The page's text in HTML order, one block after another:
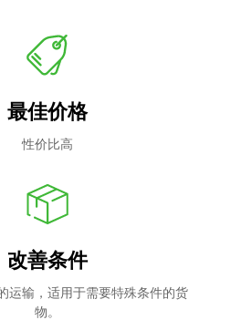
最佳价格
性价比高
改善条件
运输，适用于需要特殊条件的货
物。